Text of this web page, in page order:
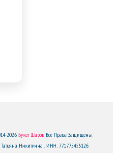
2026 Букет ШаровВсе Права Защищены.
Никитична , ИНН: 771775455126